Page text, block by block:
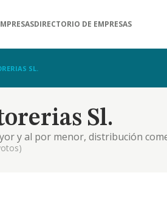
DIRECTORIO DE EMPRESAS
SL.
Sl.
y al por menor, distribución
de gestión y administración.